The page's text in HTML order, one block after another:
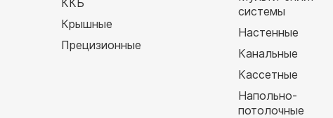
ККБ
Крышные
Прецизионные
системы
Настенные
Канальные
Кассетные
Напольно-
потолочные